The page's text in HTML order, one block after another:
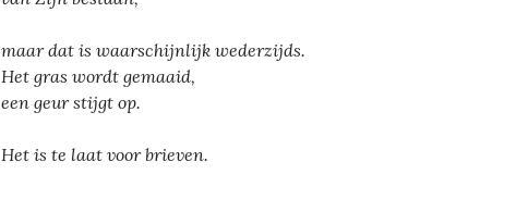
maar dat is waarschijnlijk wederzijds.
Het gras wordt gemaaid,
een geur stijgt op.
Het is te laat voor brieven.